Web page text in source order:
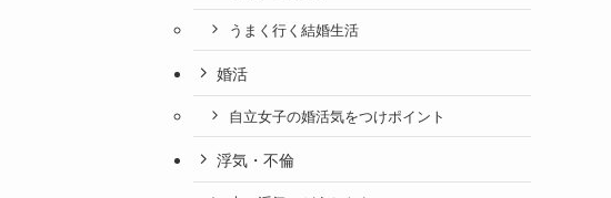
うまく行く結婚生活
婚活
自立女子の婚活気をつけポイント
浮気・不倫